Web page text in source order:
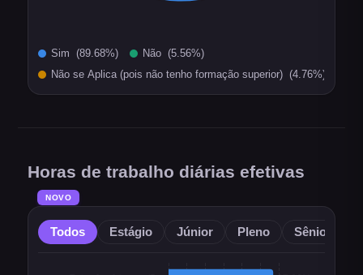
Horas de trabalho diárias efetivas
NOVO
Todos Estágio Júnior Pleno Sênior